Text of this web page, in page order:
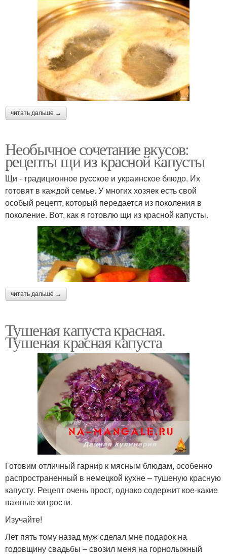
читать дальше →
Необычное сочетание вкусов:
рецепты щи из красной капусты
Щи - традиционное русское и украинское блюдо. Их
готовят в каждой семье. У многих хозяек есть свой
особый рецепт, который передается из поколения в
поколение. Вот, как я готовлю щи из красной капусты.
читать дальше →
Тушеная капуста красная.
Тушеная красная капуста
Готовим отличный гарнир к мясным блюдам, особенно
распространенный в немецкой кухне – тушеную красную
капусту. Рецепт очень прост, однако содержит кое-какие
важные хитрости.
Изучайте!
Лет пять тому назад муж сделал мне подарок на
годовщину свадьбы – свозил меня на горнолыжный